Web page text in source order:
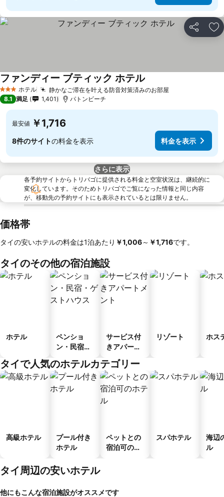
シェア お
3 ホテルのランク
ホテル 静かなご滞在を叶える防音対策済みのお部屋料金を表示
ファンディー ブティック ホテル
8.1 満足 1,401 パトンビーチ
最安値 ￥1,716
8件のサイトの料金を表示 料金を表示
さらに表示
各予約サイトからトリバゴに提供される料金と空室状況は、継続的に
変化しています。そのためトリバゴでご覧になった情報と同じ内容
が、移動先の予約サイトにも表示されているとは限りません。
価格帯
タイの安いホテルの料金は1泊あたり ‎￥1,006～ ‎￥1,716です。
タイのその他の宿泊施設
ホテル
ペンショ
ン・民宿・
ス
サービス付
きアパート
リゾート ホス
タイで人気のホテルカテゴリー
高級ホテル
プール付き
ホテル
ペットとの
宿泊可のホ
スパホテル
海辺
ル
タイ周辺の安いホテル
他にもこんな宿泊施設がオススメです